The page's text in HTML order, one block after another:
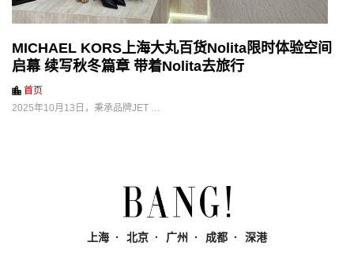
MICHAEL KORS上海大丸百货Nolita限时体验空间
启幕 续写秋冬篇章 带着Nolita去旅行
首页
2025年10月13日，秉承品牌JET …
上海 北京 广州 成都 深港